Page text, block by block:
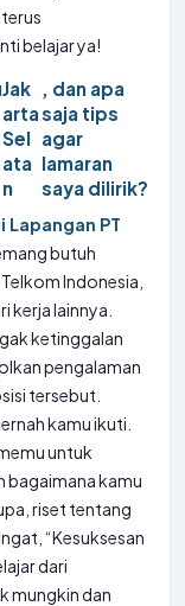
belajar ya!
Jak
arta
Sel
ata
n
, dan apa
saja tips
agar
lamaran
saya dilirik?
Lapangan PT
butuh
Indonesia,
kerja lainnya.
ketinggalan
pengalaman
tersebut.
kamu ikuti.
untuk
bagaimana kamu
riset tentang
“Kesuksesan
dari
mungkin dan